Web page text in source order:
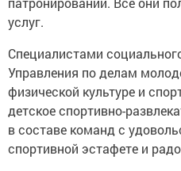
услуг.
Специалистами
Управления по делам
физической культуре и
детское спортивно-
в составе команд с
спортивной эстафете и